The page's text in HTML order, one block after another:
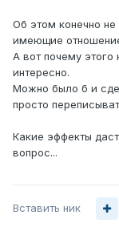
Об этом конечно
имеющие
А вот почему этого
интересно.
Можно было б и
просто
Какие эффекты
вопрос...
Вставить ник